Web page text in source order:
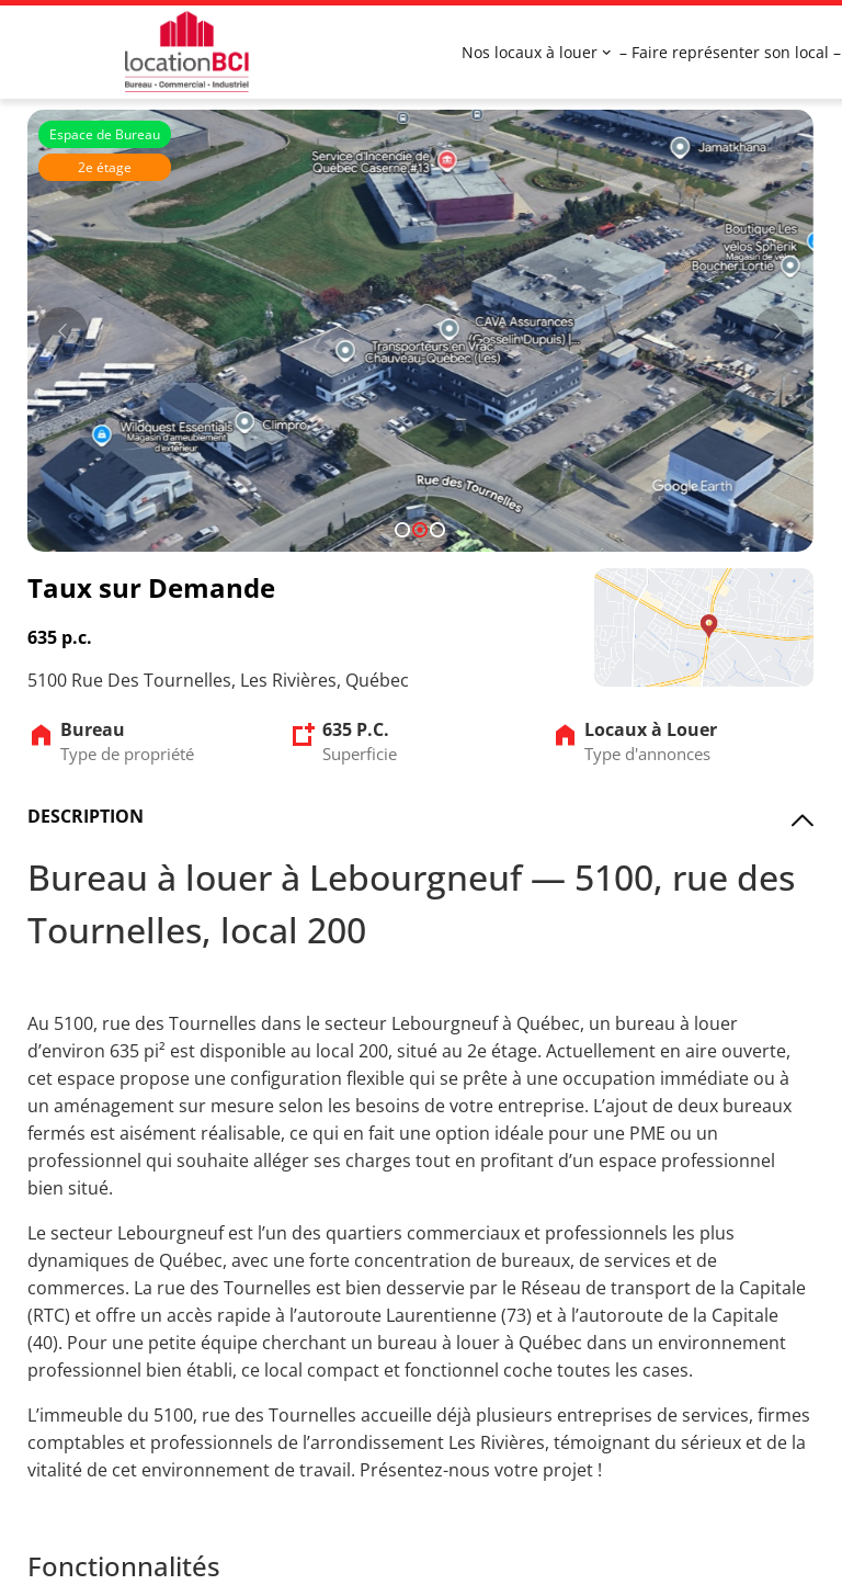
Nos locaux à louer – Faire représenter son local –
1 2 3
Espace de Bureau
2e étage
Taux sur Demande
635 p.c.
5100 Rue Des Tournelles, Les Rivières, Québec
Bureau
Type de propriété
635 P.C.
Superficie
Locaux à Louer
Type d'annonces
DESCRIPTION
Bureau à louer à Lebourgneuf — 5100, rue des
Tournelles, local 200
Au 5100, rue des Tournelles dans le secteur Lebourgneuf à Québec, un bureau à louer
d’environ 635 pi² est disponible au local 200, situé au 2e étage. Actuellement en aire ouverte,
cet espace propose une configuration flexible qui se prête à une occupation immédiate ou à
un aménagement sur mesure selon les besoins de votre entreprise. L’ajout de deux bureaux
fermés est aisément réalisable, ce qui en fait une option idéale pour une PME ou un
professionnel qui souhaite alléger ses charges tout en profitant d’un espace professionnel
bien situé.
Le secteur Lebourgneuf est l’un des quartiers commerciaux et professionnels les plus
dynamiques de Québec, avec une forte concentration de bureaux, de services et de
commerces. La rue des Tournelles est bien desservie par le Réseau de transport de la Capitale
(RTC) et offre un accès rapide à l’autoroute Laurentienne (73) et à l’autoroute de la Capitale
(40). Pour une petite équipe cherchant un bureau à louer à Québec dans un environnement
professionnel bien établi, ce local compact et fonctionnel coche toutes les cases.
L’immeuble du 5100, rue des Tournelles accueille déjà plusieurs entreprises de services, firmes
comptables et professionnels de l’arrondissement Les Rivières, témoignant du sérieux et de la
vitalité de cet environnement de travail. Présentez-nous votre projet !
Fonctionnalités